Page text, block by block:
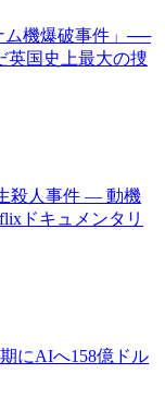
ム機爆破事件」──
英国史上最大の捜
殺人事件 — 動機
ドキュメンタリ
にAIへ158億ドル